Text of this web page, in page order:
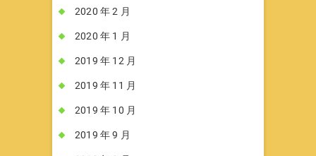
2020 年 2 月
2020 年 1 月
2019 年 12 月
2019 年 11 月
2019 年 10 月
2019 年 9 月